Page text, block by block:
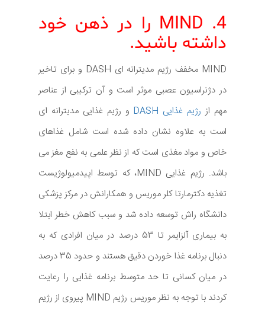
4. MIND را در ذهن خود
داشته باشید.
MIND مخفف رژیم مدیترانه ای DASH و برای تاخیر
در دژنراسیون عصبی موثر است و آن ترکیبی از عناصر
مهم از رژیم غذایی DASH
و رژیم غذایی مدیترانه ای
است به علاوه نشان داده شده است شامل غذاهای
خاص و مواد مغذی است که از نظر علمی به نفع مغز می
باشد. رژیم غذایی MIND، که توسط اپیدمیولوژیست
تغذیه دکترمارتا کلر موریس و همکارانش در مرکز پزشکی
دانشگاه راش توسعه داده شد و سبب کاهش خطر ابتلا
به بیماری آلزایمر تا 53 درصد در میان افرادی که به
دنبال برنامه غذا خوردن دقیق هستند و حدود 35 درصد
در میان کسانی تا حد متوسط برنامه غذایی را رعایت
کردند با توجه به نظر موریس رژیم MIND پیروی از رژیم